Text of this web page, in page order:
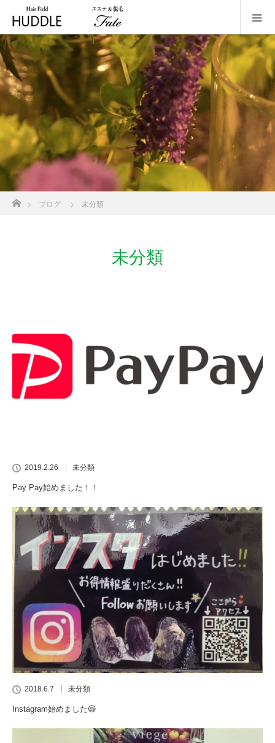
ブログ 未分類
未分類
2019.2.26 未分類
Pay Pay始めました！！
2018.6.7 未分類
Instagram始めました😆